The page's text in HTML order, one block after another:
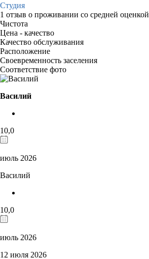
Студия
1 отзыв о проживании со средней оценкой
Чистота
Цена - качество
Качество обслуживания
Расположение
Своевременность заселения
Соответствие фото
Василий
10,0
июль 2026
Василий
10,0
июль 2026
12 июля 2026